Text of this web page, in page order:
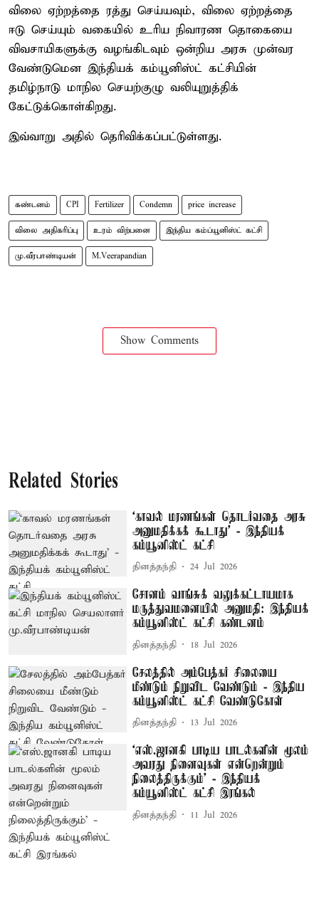
விலை ஏற்றத்தை ரத்து செய்யவும், விலை ஏற்றத்தை
ஈடு செய்யும் வகையில் உரிய நிவாரண தொகையை
விவசாயிகளுக்கு வழங்கிடவும் ஒன்றிய அரசு முன்வர
வேண்டுமென இந்தியக் கம்யூனிஸ்ட் கட்சியின்
தமிழ்நாடு மாநில செயற்குழு வலியுறுத்திக்
கேட்டுக்கொள்கிறது.
இவ்வாறு அதில் தெரிவிக்கப்பட்டுள்ளது.
கண்டனம் CPI Fertilizer Condemn price increase
விலை அதிகரிப்பு உரம் விற்பனை இந்திய கம்ப்யூனிஸ்ட் கட்சி
மு.வீரபாண்டியன் M.Veerapandian
Show Comments
Related Stories
‘காவல் மரணங்கள் தொடர்வதை அரசு
அனுமதிக்கக் கூடாது’ - இந்தியக்
கம்யூனிஸ்ட் கட்சி
தினத்தந்தி 24 Jul 2026
சோனம் வாங்சுக் வலுக்கட்டாயமாக
மருத்துவமனையில் அனுமதி: இந்தியக்
கம்யூனிஸ்ட் கட்சி கண்டனம்
தினத்தந்தி 18 Jul 2026
சேலத்தில் அம்பேத்கர் சிலையை
மீண்டும் நிறுவிட வேண்டும் - இந்திய
கம்யூனிஸ்ட் கட்சி வேண்டுகோள்
தினத்தந்தி 13 Jul 2026
‘எஸ்.ஜானகி பாடிய பாடல்களின் மூலம்
அவரது நினைவுகள் என்றென்றும்
நிலைத்திருக்கும்’ - இந்தியக்
கம்யூனிஸ்ட் கட்சி இரங்கல்
தினத்தந்தி 11 Jul 2026